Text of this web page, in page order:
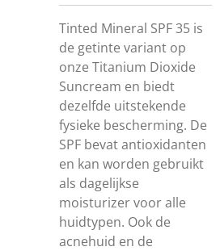
Tinted Mineral SPF 35 is
de getinte variant op
onze Titanium Dioxide
Suncream en biedt
dezelfde uitstekende
fysieke bescherming. De
SPF bevat antioxidanten
en kan worden gebruikt
als dagelijkse
moisturizer voor alle
huidtypen. Ook de
acnehuid en de